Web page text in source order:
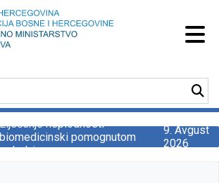
Liječenje neplodnosti
biomedicinski pomognutom
oplodnjom
9. Avgust
2026